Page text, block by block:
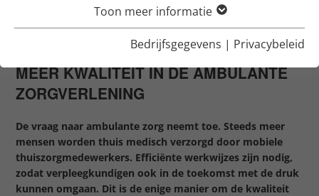
Toon meer informatie
Bedrijfsgegevens | Privacybeleid
RITPLANNING IN DE
THUISZORG
MEER KWALITEIT IN DE AMBULANTE
ZORGVERLENING
De vraag naar ambulante zorg neemt toe. Steeds meer
mensen worden thuis medisch verzorgd door mobiele
thuiszorgmedewerkers. Efficiënte werkwijzes zijn nodig,
zodat verpleegkundigen ook in de toekomst met de druk
kunnen omgaan. Dit is de enige manier om de kwaliteit